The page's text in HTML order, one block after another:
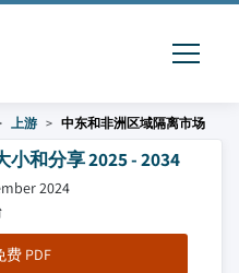
上游 中东和非洲区域隔离市场
和分享 2025 - 2034
2024
费 PDF